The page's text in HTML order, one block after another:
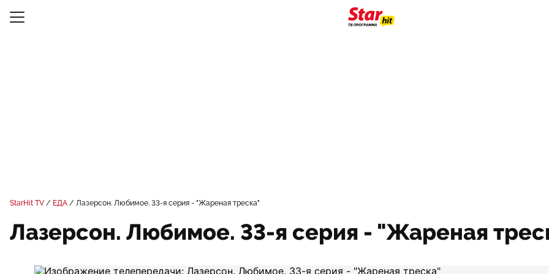
StarHit TV ЕДА Лазерсон. Любимое. 33-я серия - "Жареная треска"
Лазерсон. Любимое. 33-я серия - "Жареная